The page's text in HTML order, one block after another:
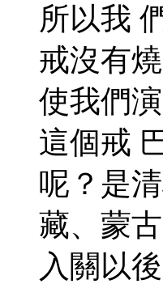
所以我
戒沒有
使我們
這個戒
呢？是
藏、蒙
入關以